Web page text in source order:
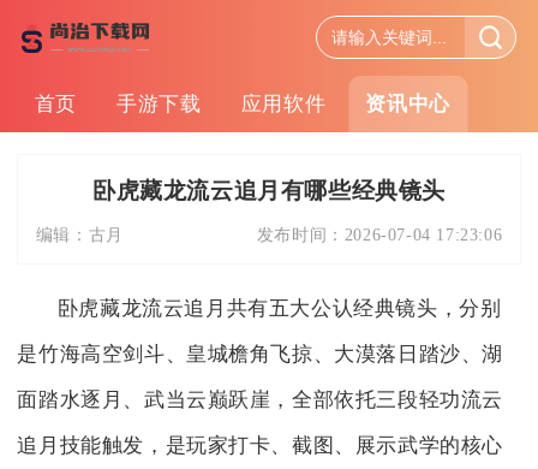
首页 手游下载 应用软件 资讯中心
卧虎藏龙流云追月有哪些经典镜头
编辑： 古月 发布时间： 2026-07-04 17:23:06
卧虎藏龙流云追月共有五大公认经典镜头，分别
是竹海高空剑斗、皇城檐角飞掠、大漠落日踏沙、湖
面踏水逐月、武当云巅跃崖，全部依托三段轻功流云
追月技能触发，是玩家打卡、截图、展示武学的核心